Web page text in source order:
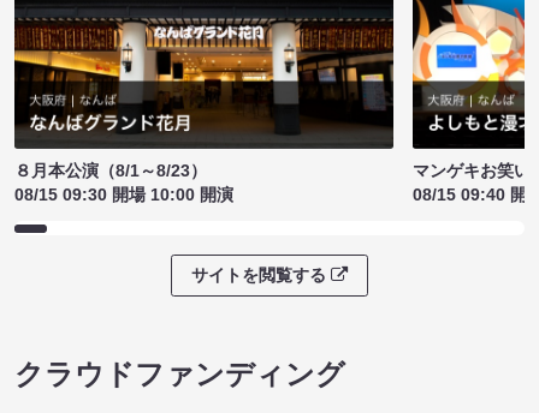
８月本公演（8/1～8/23）
08/15 09:30 開場 10:00 開演
マンゲキお笑い
08/15 09:40 開
サイトを閲覧する
クラウドファンディング